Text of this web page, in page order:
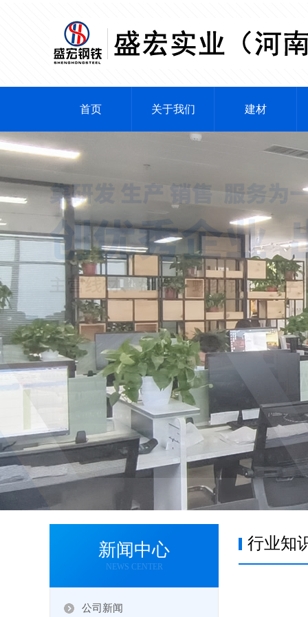
首页 关于我们 建材
新闻中心
NEWS CENTER
公司新闻
行业知